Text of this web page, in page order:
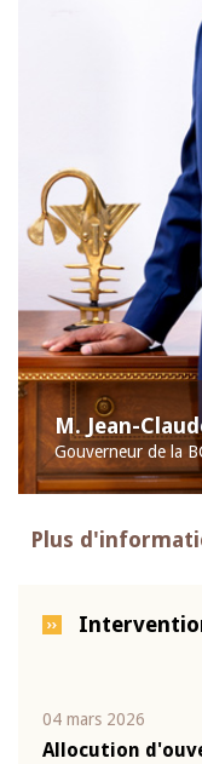
M. Jean-
Gouverneur de la
Plus
04 mars 2026
Allocution